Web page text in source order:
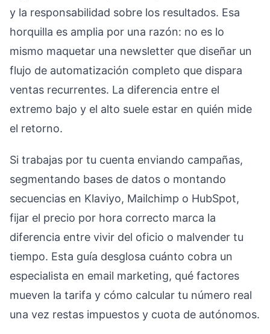
y la responsabilidad sobre los resultados. Esa
horquilla es amplia por una razón: no es lo
mismo maquetar una newsletter que diseñar un
flujo de automatización completo que dispara
ventas recurrentes. La diferencia entre el
extremo bajo y el alto suele estar en quién mide
el retorno.
Si trabajas por tu cuenta enviando campañas,
segmentando bases de datos o montando
secuencias en Klaviyo, Mailchimp o HubSpot,
fijar el precio por hora correcto marca la
diferencia entre vivir del oficio o malvender tu
tiempo. Esta guía desglosa cuánto cobra un
especialista en email marketing, qué factores
mueven la tarifa y cómo calcular tu número real
una vez restas impuestos y cuota de autónomos.